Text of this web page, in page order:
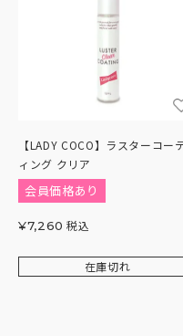
【LADY COCO】ラスターコー
ィング クリア
会員価格あり
¥7,260 税込
在庫切れ